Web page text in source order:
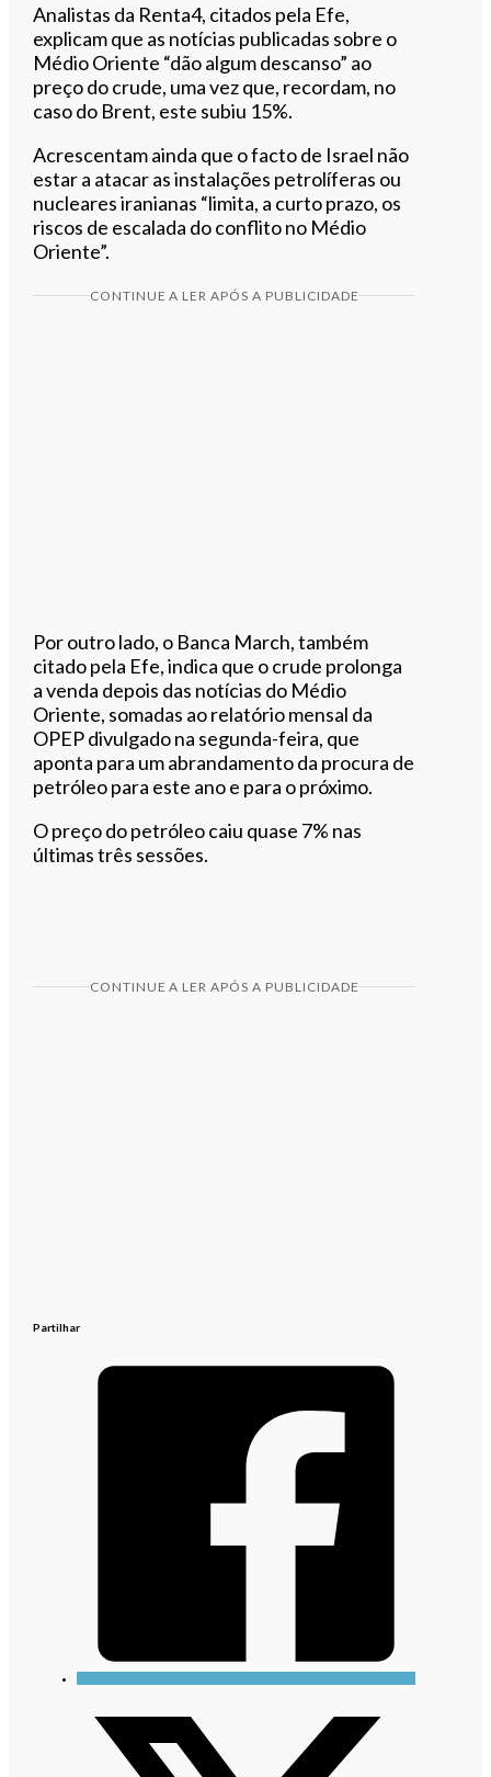
Analistas da Renta4, citados pela Efe,
explicam que as notícias publicadas sobre o
Médio Oriente “dão algum descanso” ao
preço do crude, uma vez que, recordam, no
caso do Brent, este subiu 15%.
Acrescentam ainda que o facto de Israel não
estar a atacar as instalações petrolíferas ou
nucleares iranianas “limita, a curto prazo, os
riscos de escalada do conflito no Médio
Oriente”.
CONTINUE A LER APÓS A PUBLICIDADE
Por outro lado, o Banca March, também
citado pela Efe, indica que o crude prolonga
a venda depois das notícias do Médio
Oriente, somadas ao relatório mensal da
OPEP divulgado na segunda-feira, que
aponta para um abrandamento da procura de
petróleo para este ano e para o próximo.
O preço do petróleo caiu quase 7% nas
últimas três sessões.
CONTINUE A LER APÓS A PUBLICIDADE
Partilhar